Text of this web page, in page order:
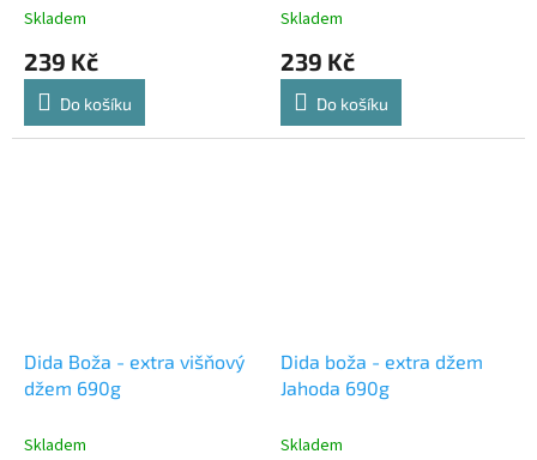
Skladem
239 Kč
Do košíku
Skladem
239 Kč
Do košíku
Dida Boža - extra višňový
džem 690g
Skladem
Dida boža - extra džem
Jahoda 690g
Skladem